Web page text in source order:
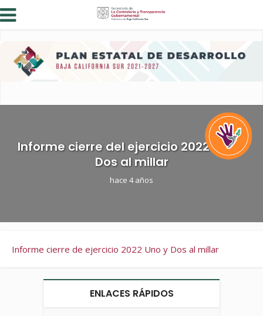
Informe cierre del ejercicio 2022 Uno y
Dos al millar
hace 4 años
Informe cierre de ejercicio 2022 Uno y Dos al millar
ENLACES RÁPIDOS